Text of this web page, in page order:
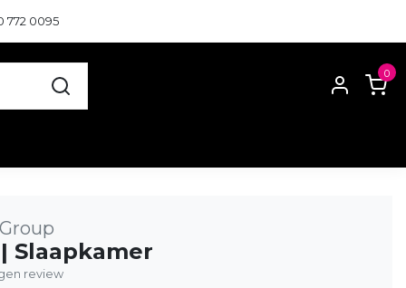
772 0095
0
Slaapkamer
review